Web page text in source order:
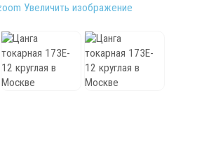
патронов
Увеличить изображение